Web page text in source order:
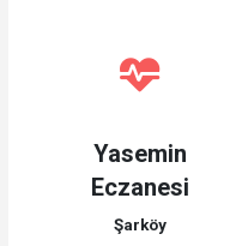
Yasemin
Eczanesi
Şarköy